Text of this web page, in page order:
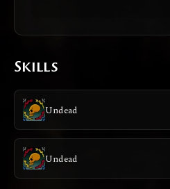
Skills
Undead
Undead